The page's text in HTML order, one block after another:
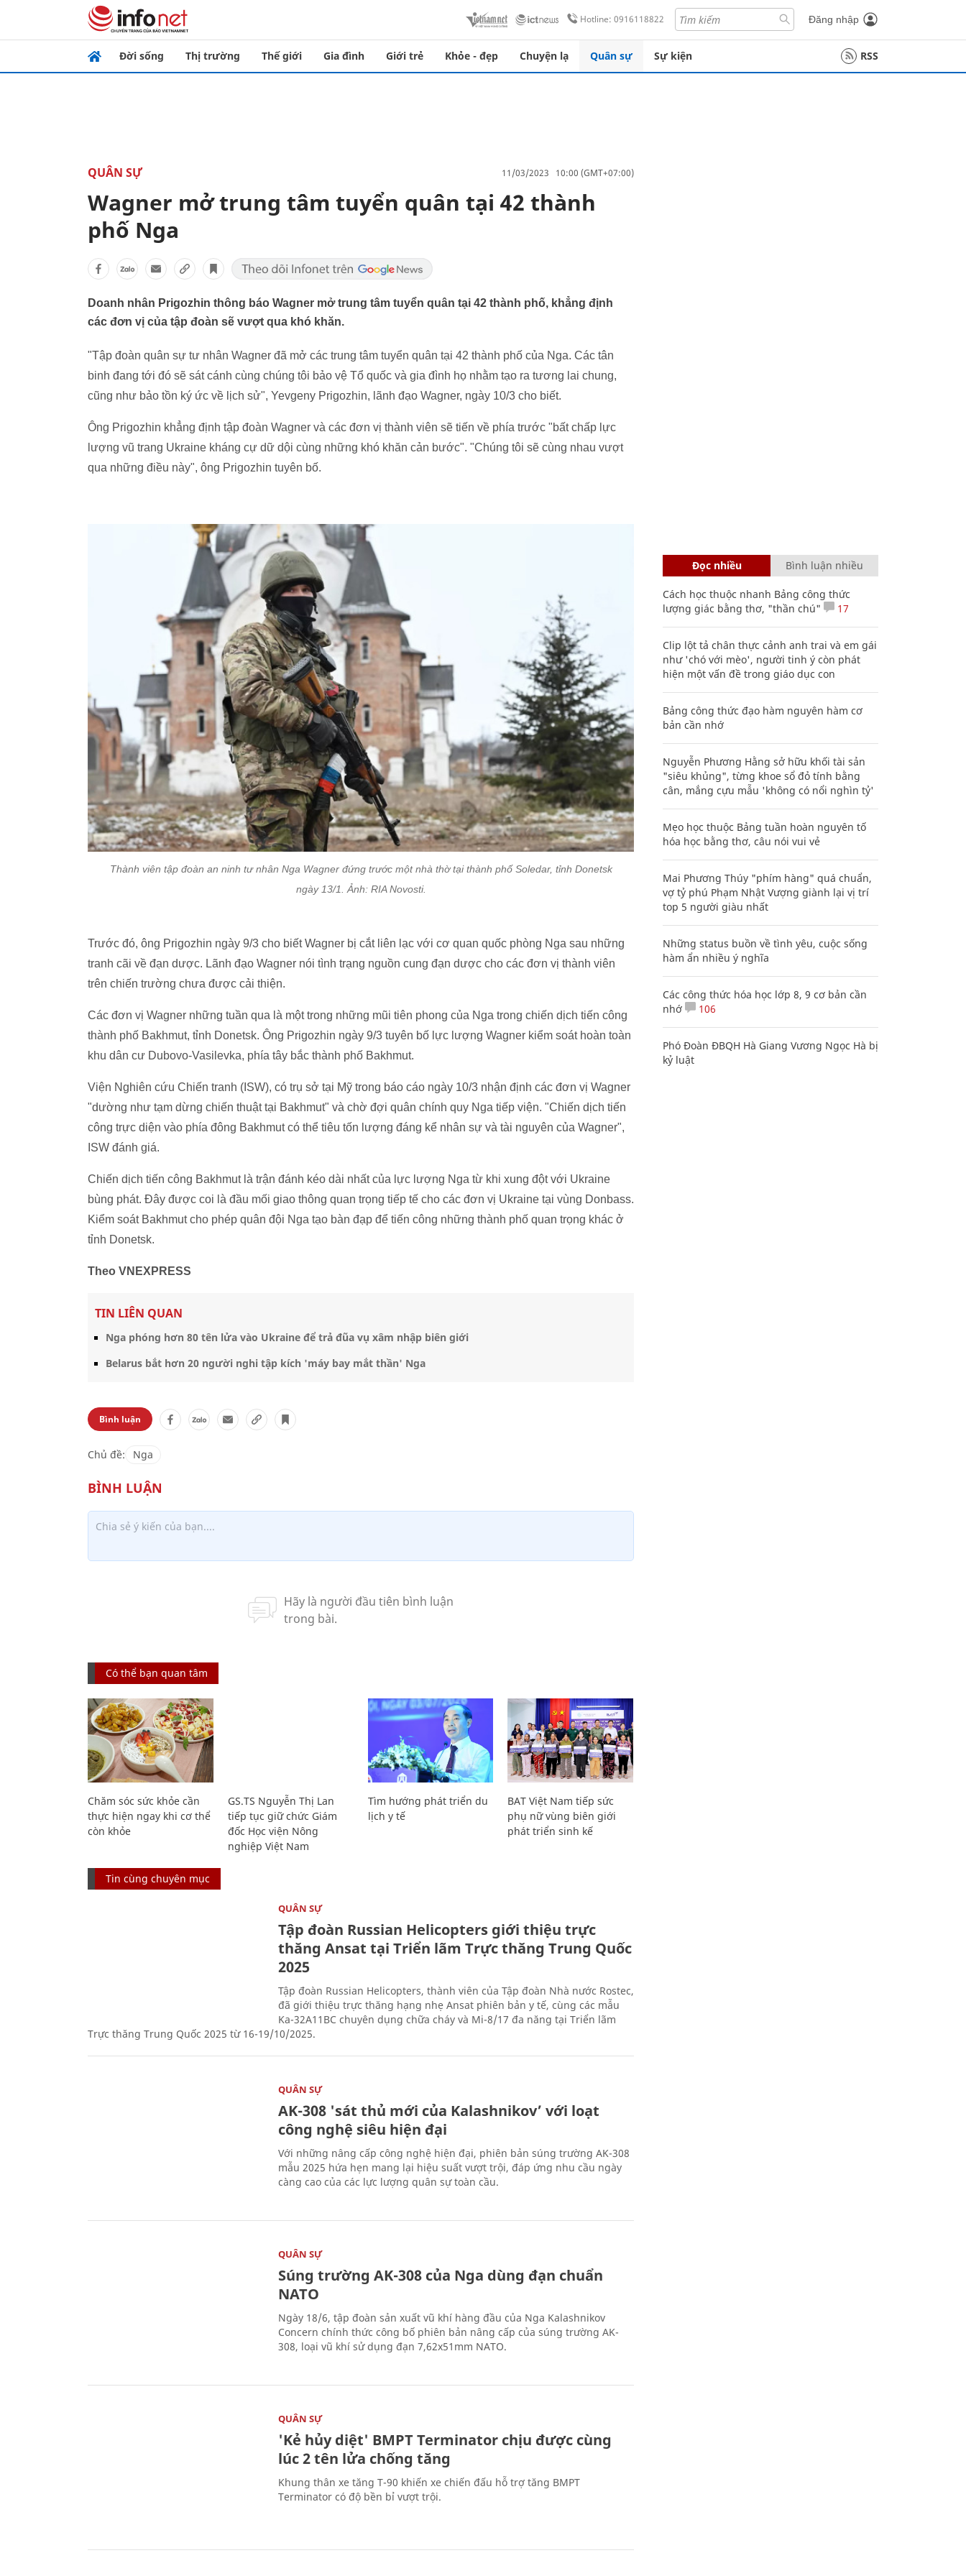
Hotline: 0916118822 Đăng nhập
Đời sống Thị trường Thế giới Gia đình Giới trẻ Khỏe - đẹp Chuyện lạ Quân sự Sự kiện RSS
QUÂN SỰ 11/03/2023 10:00 (GMT+07:00)
Wagner mở trung tâm tuyển quân tại 42 thành
phố Nga
Doanh nhân Prigozhin thông báo Wagner mở trung tâm tuyển quân tại 42 thành phố, khẳng định
các đơn vị của tập đoàn sẽ vượt qua khó khăn.
"Tập đoàn quân sự tư nhân Wagner đã mở các trung tâm tuyển quân tại 42 thành phố của Nga. Các tân
binh đang tới đó sẽ sát cánh cùng chúng tôi bảo vệ Tổ quốc và gia đình họ nhằm tạo ra tương lai chung,
cũng như bảo tồn ký ức về lịch sử", Yevgeny Prigozhin, lãnh đạo Wagner, ngày 10/3 cho biết.
Ông Prigozhin khẳng định tập đoàn Wagner và các đơn vị thành viên sẽ tiến về phía trước "bất chấp lực
lượng vũ trang Ukraine kháng cự dữ dội cùng những khó khăn cản bước". "Chúng tôi sẽ cùng nhau vượt
qua những điều này", ông Prigozhin tuyên bố.
Thành viên tập đoàn an ninh tư nhân Nga Wagner đứng trước một nhà thờ tại thành phố Soledar, tỉnh Donetsk
ngày 13/1. Ảnh: RIA Novosti.
Trước đó, ông Prigozhin ngày 9/3 cho biết Wagner bị cắt liên lạc với cơ quan quốc phòng Nga sau những
tranh cãi về đạn dược. Lãnh đạo Wagner nói tình trạng nguồn cung đạn dược cho các đơn vị thành viên
trên chiến trường chưa được cải thiện.
Các đơn vị Wagner những tuần qua là một trong những mũi tiên phong của Nga trong chiến dịch tiến công
thành phố Bakhmut, tỉnh Donetsk. Ông Prigozhin ngày 9/3 tuyên bố lực lượng Wagner kiểm soát hoàn toàn
khu dân cư Dubovo-Vasilevka, phía tây bắc thành phố Bakhmut.
Viện Nghiên cứu Chiến tranh (ISW), có trụ sở tại Mỹ trong báo cáo ngày 10/3 nhận định các đơn vị Wagner
"dường như tạm dừng chiến thuật tại Bakhmut" và chờ đợi quân chính quy Nga tiếp viện. "Chiến dịch tiến
công trực diện vào phía đông Bakhmut có thể tiêu tốn lượng đáng kể nhân sự và tài nguyên của Wagner",
ISW đánh giá.
Chiến dịch tiến công Bakhmut là trận đánh kéo dài nhất của lực lượng Nga từ khi xung đột với Ukraine
bùng phát. Đây được coi là đầu mối giao thông quan trọng tiếp tế cho các đơn vị Ukraine tại vùng Donbass.
Kiểm soát Bakhmut cho phép quân đội Nga tạo bàn đạp để tiến công những thành phố quan trọng khác ở
tỉnh Donetsk.
Theo VNEXPRESS
TIN LIÊN QUAN
Nga phóng hơn 80 tên lửa vào Ukraine để trả đũa vụ xâm nhập biên giới
Belarus bắt hơn 20 người nghi tập kích 'máy bay mắt thần' Nga
Bình luận
Chủ đề: Nga
Có thể bạn quan tâm
Chăm sóc sức khỏe cần
thực hiện ngay khi cơ thể
còn khỏe
GS.TS Nguyễn Thị Lan
tiếp tục giữ chức Giám
đốc Học viện Nông
nghiệp Việt Nam
Tìm hướng phát triển du
lịch y tế
BAT Việt Nam tiếp sức
phụ nữ vùng biên giới
phát triển sinh kế
Tin cùng chuyên mục
QUÂN SỰ
Tập đoàn Russian Helicopters giới thiệu trực
thăng Ansat tại Triển lãm Trực thăng Trung Quốc
2025
Tập đoàn Russian Helicopters, thành viên của Tập đoàn Nhà nước Rostec,
đã giới thiệu trực thăng hạng nhẹ Ansat phiên bản y tế, cùng các mẫu
Ka-32A11BC chuyên dụng chữa cháy và Mi-8/17 đa năng tại Triển lãm
Trực thăng Trung Quốc 2025 từ 16-19/10/2025.
QUÂN SỰ
AK-308 'sát thủ mới của Kalashnikov’ với loạt
công nghệ siêu hiện đại
Với những nâng cấp công nghệ hiện đại, phiên bản súng trường AK-308
mẫu 2025 hứa hẹn mang lại hiệu suất vượt trội, đáp ứng nhu cầu ngày
càng cao của các lực lượng quân sự toàn cầu.
QUÂN SỰ
Súng trường AK-308 của Nga dùng đạn chuẩn
NATO
Ngày 18/6, tập đoàn sản xuất vũ khí hàng đầu của Nga Kalashnikov
Concern chính thức công bố phiên bản nâng cấp của súng trường AK-
308, loại vũ khí sử dụng đạn 7,62x51mm NATO.
QUÂN SỰ
'Kẻ hủy diệt' BMPT Terminator chịu được cùng
lúc 2 tên lửa chống tăng
Khung thân xe tăng T-90 khiến xe chiến đấu hỗ trợ tăng BMPT
Terminator có độ bền bỉ vượt trội.
Đọc nhiều Bình luận nhiều
Cách học thuộc nhanh Bảng công thức
lượng giác bằng thơ, "thần chú"
17
Clip lột tả chân thực cảnh anh trai và em gái
như 'chó với mèo', người tinh ý còn phát
hiện một vấn đề trong giáo dục con
Bảng công thức đạo hàm nguyên hàm cơ
bản cần nhớ
Nguyễn Phương Hằng sở hữu khối tài sản
"siêu khủng", từng khoe sổ đỏ tính bằng
cân, mắng cựu mẫu 'không có nổi nghìn tỷ'
Mẹo học thuộc Bảng tuần hoàn nguyên tố
hóa học bằng thơ, câu nói vui vẻ
Mai Phương Thúy "phím hàng" quá chuẩn,
vợ tỷ phú Phạm Nhật Vượng giành lại vị trí
top 5 người giàu nhất
Những status buồn về tình yêu, cuộc sống
hàm ẩn nhiều ý nghĩa
Các công thức hóa học lớp 8, 9 cơ bản cần
nhớ
106
Phó Đoàn ĐBQH Hà Giang Vương Ngọc Hà bị
kỷ luật